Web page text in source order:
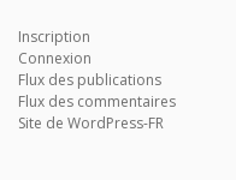
Inscription
Connexion
Flux des publications
Flux des commentaires
Site de WordPress-FR